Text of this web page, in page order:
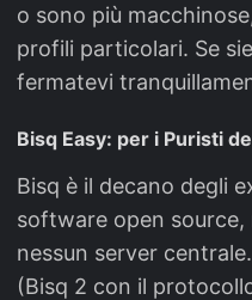
o sono più
profili particolari. Se
fermatevi
Bisq Easy: per i Puristi
Bisq è il decano degli
software open source,
nessun server
(Bisq 2 con il